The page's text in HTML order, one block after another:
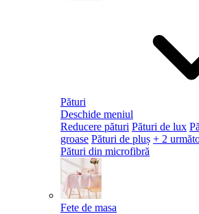
Pături
Deschide meniul
Reducere pături Pături de lux
groase Pături de pluș + 2
Pături din microfibră
Fete de masa